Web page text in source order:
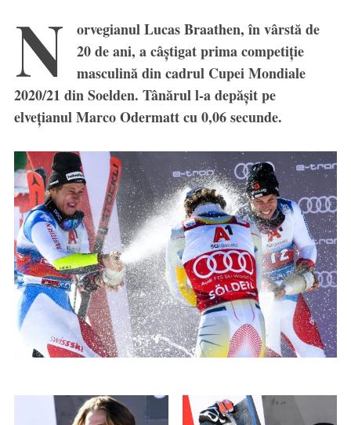
N
orvegianul Lucas Braathen, în vârstă de
20 de ani, a câștigat prima competiție
masculină din cadrul Cupei Mondiale
2020/21 din Soelden. Tânărul l-a depășit pe
elvețianul Marco Odermatt cu 0,06 secunde.